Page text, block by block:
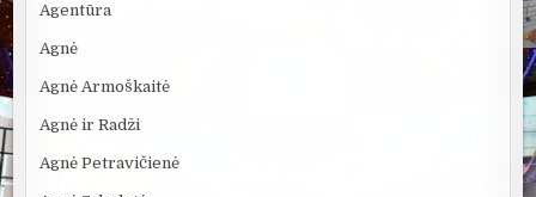
Agentūra
Agnė
Agnė Armoškaitė
Agnė ir Radži
Agnė Petravičienė